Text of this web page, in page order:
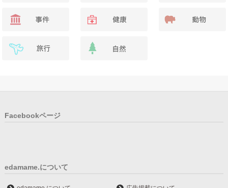
Facebookページ
edamame.について